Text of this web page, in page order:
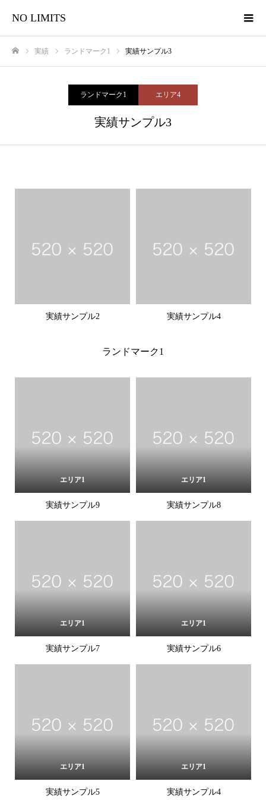
NO LIMITS
実績 ランドマーク1 実績サンプル3
ランドマーク1 エリア4
実績サンプル3
実績サンプル2 実績サンプル4
ランドマーク1
エリア1
実績サンプル9
エリア1
実績サンプル8
エリア1
実績サンプル7
エリア1
実績サンプル6
エリア1
実績サンプル5
エリア1
実績サンプル4